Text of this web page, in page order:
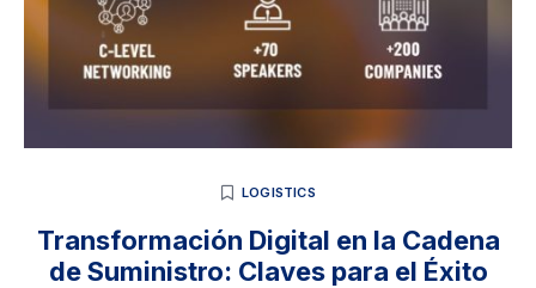
LOGISTICS
Transformación Digital en la Cadena
de Suministro: Claves para el Éxito